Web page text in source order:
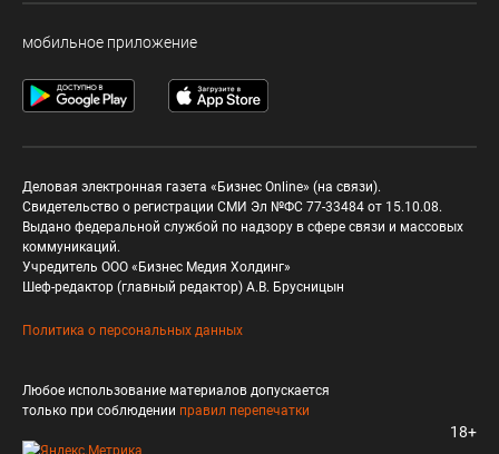
мобильное приложение
Деловая электронная газета «Бизнес Online» (на связи).
Свидетельство о регистрации СМИ Эл №ФС 77-33484 от 15.10.08.
Выдано федеральной службой по надзору в сфере связи и массовых
коммуникаций.
Учредитель ООО «Бизнес Медия Холдинг»
Шеф-редактор (главный редактор) А.В. Брусницын
Политика о персональных данных
Любое использование материалов допускается
только при соблюдении правил перепечатки
18+